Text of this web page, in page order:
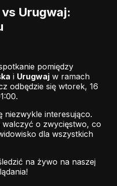
Urugwaj:
pomiędzy
i Urugwaj w ramach
odbędzie się wtorek, 16
niezwykle interesująco.
o zwycięstwo, co
dla wszystkich
na żywo na naszej